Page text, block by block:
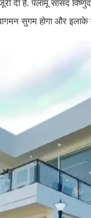
है. पलामू सांसद
सुगम होगा और इलाके